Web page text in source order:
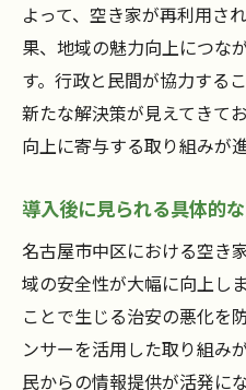
よって、空き家が再利用さ
果、地域の魅力向上につな
す。行政と民間が協力する
新たな解決策が見えてきて
向上に寄与する取り組みが
導入後に見られる具体的
名古屋市中区における空き
域の安全性が大幅に向上し
ことで生じる治安の悪化を
ンサーを活用した取り組み
民からの情報提供が活発に